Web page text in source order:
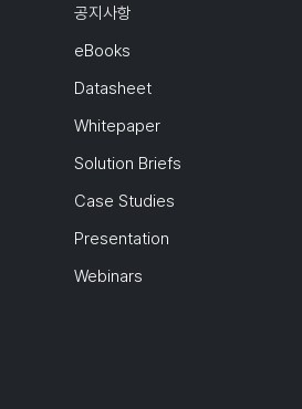
공지사항
eBooks
Datasheet
Whitepaper
Solution Briefs
Case Studies
Presentation
Webinars